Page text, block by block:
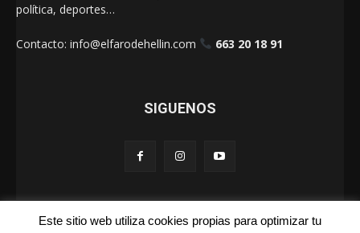
política, deportes…
Contacto: info@elfarodehellin.com 663 20 18 91
SIGUENOS
Este sitio web utiliza cookies propias para optimizar tu